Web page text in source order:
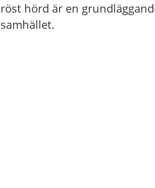
röst hörd är en
samhället.